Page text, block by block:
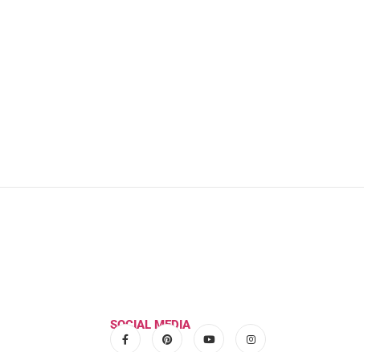
SOCIAL MEDIA